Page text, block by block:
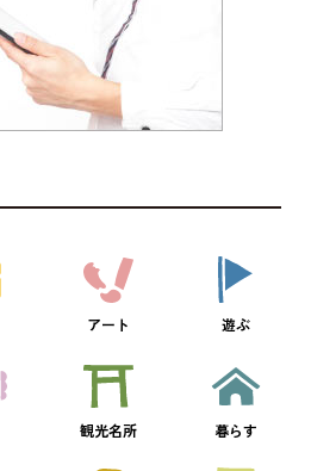
アート 遊ぶ
観光名所 暮らす